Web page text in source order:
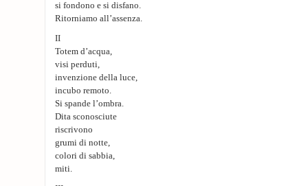
si fondono e si disfano.
Ritorniamo all’assenza.
II
Totem d’acqua,
visi perduti,
invenzione della luce,
incubo remoto.
Si spande l’ombra.
Dita sconosciute
riscrivono
grumi di notte,
colori di sabbia,
miti.